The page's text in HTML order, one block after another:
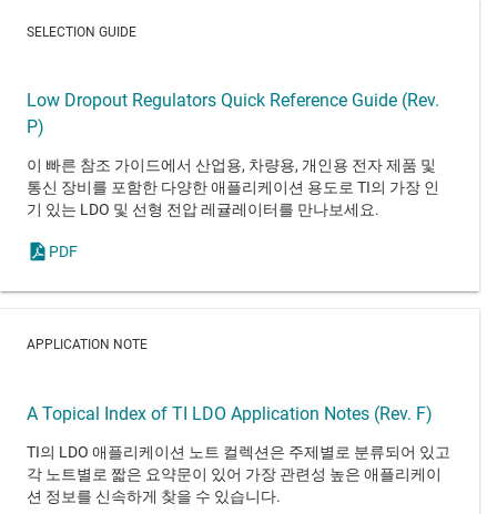
SELECTION GUIDE
Low Dropout Regulators Quick Reference Guide (Rev.
P)
이 빠른 참조 가이드에서 산업용, 차량용, 개인용 전자 제품 및
통신 장비를 포함한 다양한 애플리케이션 용도로 TI의 가장 인
기 있는 LDO 및 선형 전압 레귤레이터를 만나보세요.
PDF
APPLICATION NOTE
A Topical Index of TI LDO Application Notes (Rev. F)
TI의 LDO 애플리케이션 노트 컬렉션은 주제별로 분류되어 있고
각 노트별로 짧은 요약문이 있어 가장 관련성 높은 애플리케이
션 정보를 신속하게 찾을 수 있습니다.